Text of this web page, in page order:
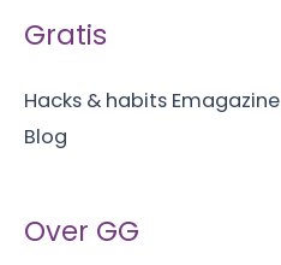
waard?
Gratis
Hacks & habits Emagazine
Blog
Over GG